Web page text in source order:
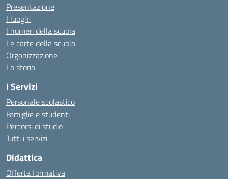
Presentazione
I luoghi
I numeri della scuola
Le carte della scuola
Organizzazione
La storia
I Servizi
Personale scolastico
Famiglie e studenti
Percorsi di studio
Tutti i servizi
Didattica
Offerta formativa